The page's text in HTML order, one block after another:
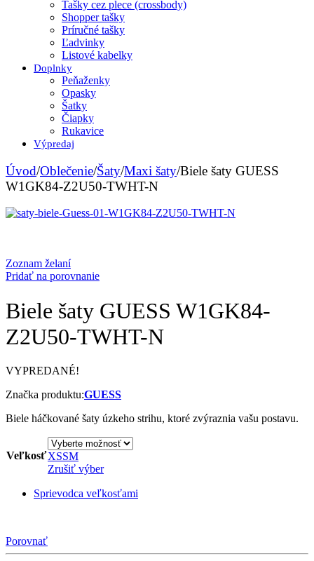
Tašky cez plece (crossbody)
Shopper tašky
Príručné tašky
Ľadvinky
Listové kabelky
Doplnky
Peňaženky
Opasky
Šatky
Čiapky
Rukavice
Výpredaj
Úvod/Oblečenie/Šaty/Maxi šaty/Biele šaty GUESS
W1GK84-Z2U50-TWHT-N
Zoznam želaní
Pridať na porovnanie
Biele šaty GUESS W1GK84-
Z2U50-TWHT-N
VYPREDANÉ!
Značka produktu:GUESS
Biele háčkované šaty úzkeho strihu, ktoré zvýraznia vašu postavu.
VeľkosťXSSM
Zrušiť výber
Sprievodca veľkosťami
Porovnať